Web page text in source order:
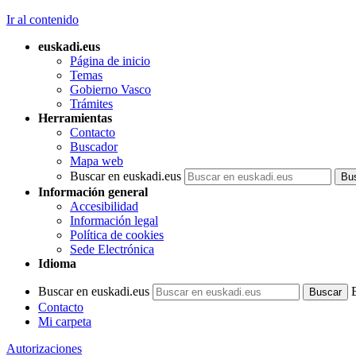
Ir al contenido
euskadi.eus
Página de inicio
Temas
Gobierno Vasco
Trámites
Herramientas
Contacto
Buscador
Mapa web
Buscar en euskadi.eus
Información general
Accesibilidad
Información legal
Política de cookies
Sede Electrónica
Idioma
Buscar en euskadi.eus
Contacto
Mi carpeta
Autorizaciones